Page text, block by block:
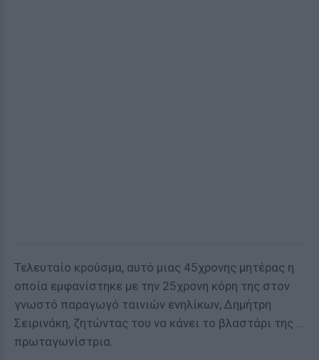
Τελευταίο κρούσμα, αυτό μιας 45χρονης μητέρας η
οποία εμφανίστηκε με την 25χρονη κόρη της στον
γνωστό παραγωγό ταινιών ενηλίκων, Δημήτρη
Σειρινάκη, ζητώντας του να κάνει το βλαστάρι της …
πρωταγωνίστρια.